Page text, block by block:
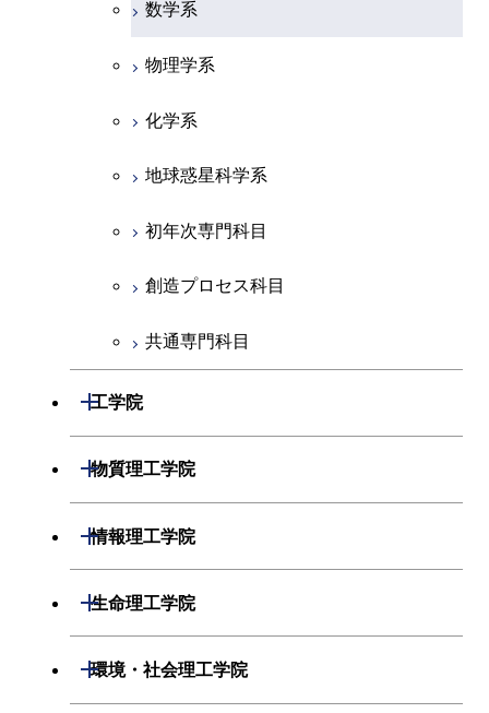
数学系
物理学系
化学系
地球惑星科学系
初年次専門科目
創造プロセス科目
共通専門科目
工学院
開閉
機械系
電気電子系
経営工学系
物質理工学院
開閉
材料系
初年次専門科目
情報理工学院
開閉
数理・計算科学系
初年次専門科目
生命理工学院
開閉
生命理工学系
環境・社会理工学院
開閉